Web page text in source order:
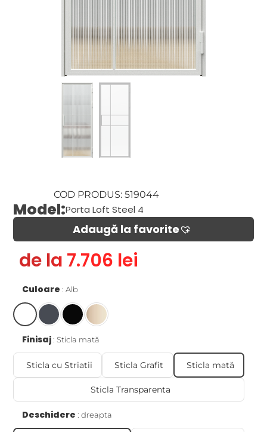
COD PRODUS: 519044
Model:Porta Loft Steel 4
Adaugă la favorite​
de la 7.706 lei
Culoare Alb
Finisaj Sticla mată
Sticla cu Striatii Sticla Grafit Sticla mată
Sticla Transparenta
Deschidere dreapta